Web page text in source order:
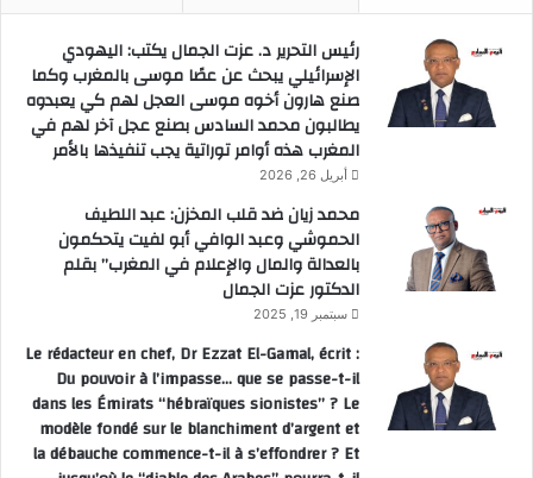
رئيس التحرير د. عزت الجمال يكتب: اليهودي
الإسرائيلي يبحث عن عصًا موسى بالمغرب وكما
صنع هارون أخوه موسى العجل لهم كي يعبدوه
يطالبون محمد السادس بصنع عجل آخر لهم في
المغرب هذه أوامر توراتية يجب تنفيذها بالأمر
أبريل 26, 2026
محمد زيان ضد قلب المخزن: عبد اللطيف
الحموشي وعبد الوافي أبو لفيت يتحكمون
بالعدالة والمال والإعلام في المغرب” بقلم
الدكتور عزت الجمال
سبتمبر 19, 2025
Le rédacteur en chef, Dr Ezzat El-Gamal, écrit :
Du pouvoir à l’impasse… que se passe-t-il
dans les Émirats “hébraïques sionistes” ? Le
modèle fondé sur le blanchiment d’argent et
la débauche commence-t-il à s’effondrer ? Et